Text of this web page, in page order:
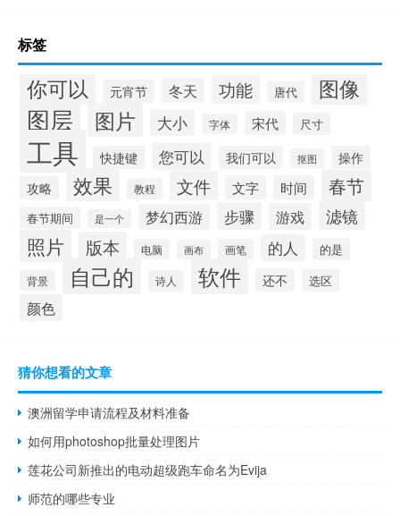
标签
你可以 元宵节 冬天 功能 唐代 图像
图层 图片 大小 字体 宋代 尺寸
工具 快捷键 您可以 我们可以 抠图
操作
攻略
效果 教程 文件 文字 时间 春节
春节期间 是一个 梦幻西游 步骤 游戏 滤镜
照片 版本 电脑 画布 画笔 的人 的是
背景 自己的 诗人 软件 还不 选区
颜色
猜你想看的文章
澳洲留学申请流程及材料准备
如何用photoshop批量处理图片
莲花公司新推出的电动超级跑车命名为Evija
师范的哪些专业